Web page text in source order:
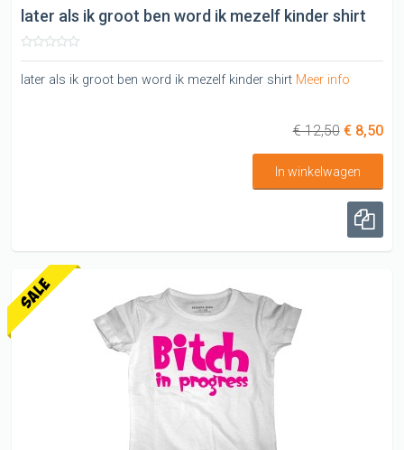
later als ik groot ben word ik mezelf kinder shirt
later als ik groot ben word ik mezelf kinder shirt Meer info
€ 12,50 € 8,50
In winkelwagen